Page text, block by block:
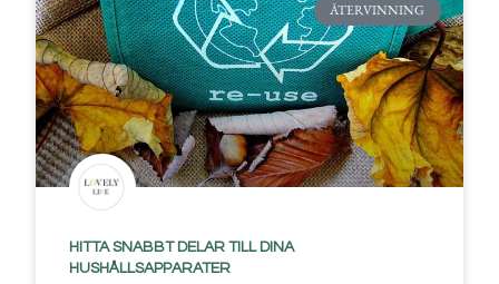
ÅTERVINNING
HITTA SNABBT DELAR TILL DINA
HUSHÅLLSAPPARATER